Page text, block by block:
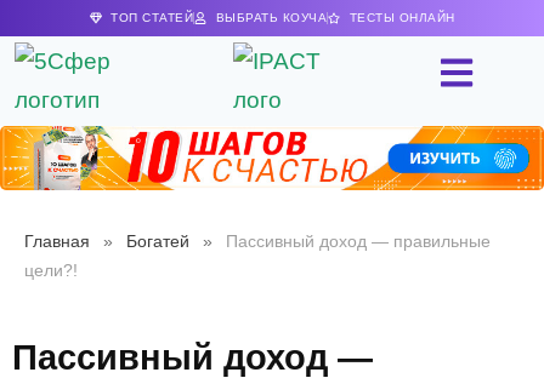
ТОП СТАТЕЙ ВЫБРАТЬ КОУЧА ТЕСТЫ ОНЛАЙН
Главная » Богатей »
Пассивный доход — правильные
цели?!
Пассивный доход —